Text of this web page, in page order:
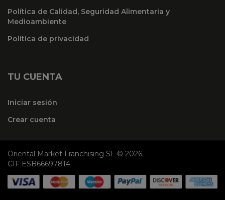
Política de Calidad, Seguridad Alimentaria y
Medioambiente
Política de privacidad
TU CUENTA
Iniciar sesión
Crear cuenta
Oriental Market Franchising SL © 2026
CIF ESB66697814